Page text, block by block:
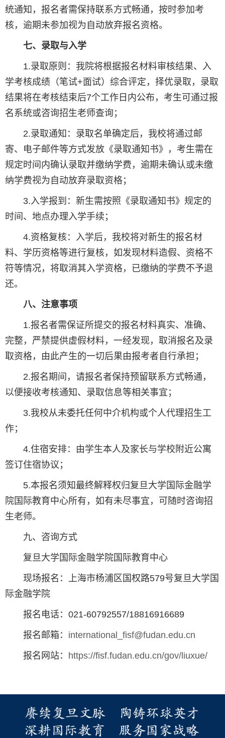
统通知，报名者需保持联系方式畅通，按时参加考
核，逾期未参加视为自动放弃报名资格。
七、录取与入学
1.录取原则：我院将根据报名材料审核结果、入
学考核成绩（笔试+面试）综合评定，择优录取，录取
结果将在考核结束后7个工作日内公布，考生可通过报
名系统或咨询招生老师查询；
2.录取通知：录取名单确定后，我校将通过邮
寄、电子邮件等方式发放《录取通知书》，考生需在
规定时间内确认录取并缴纳学费，逾期未确认或未缴
纳学费视为自动放弃录取资格；
3.入学报到：新生需按照《录取通知书》规定的
时间、地点办理入学手续；
4.资格复核：入学后，我校将对新生的报名材
料、学历资格等进行复核，如发现材料造假、资格不
符等情况，将取消其入学资格，已缴纳的学费不予退
还。
八、注意事项
1.报名者需保证所提交的报名材料真实、准确、
完整，严禁提供虚假材料，一经发现，取消报名及录
取资格，由此产生的一切后果由报考者自行承担；
2.报名期间，请报名者保持预留联系方式畅通，
以便接收考核通知、录取信息等相关事宜；
3.我校从未委托任何中介机构或个人代理招生工
作；
4.住宿安排：由学生本人及家长与学校附近公寓
签订住宿协议；
5.本报名须知最终解释权归复旦大学国际金融学
院国际教育中心所有，如有未尽事宜，可随时咨询招
生老师。
九、咨询方式
复旦大学国际金融学院国际教育中心
现场报名：上海市杨浦区国权路579号复旦大学国
际金融学院
报名电话：021-60792557/18816916689
报名邮箱： international_fisf@fudan.edu.cn
报名网站： https://fisf.fudan.edu.cn/gov/liuxue/